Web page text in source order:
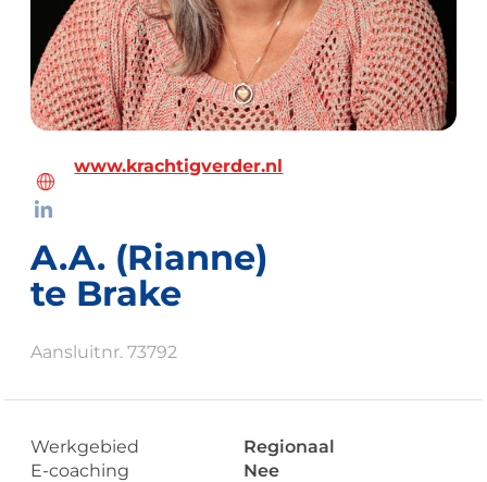
www.krachtigverder.nl
A.A. (Rianne)
te Brake
Aansluitnr. 73792
Werkgebied
Regionaal
E-coaching
Nee